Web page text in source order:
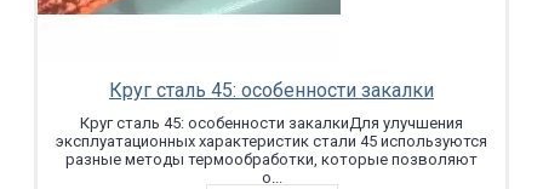
Круг сталь 45: особенности закалки
Круг сталь 45: особенности закалкиДля улучшения
эксплуатационных характеристик стали 45 используются
разные методы термообработки, которые позволяют
о...